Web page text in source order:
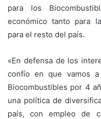
para los
económico tanto para
para el resto del país.
«En defensa de los
confío en que vamos
Biocombustibles por 4
una política de
país, con empleo de